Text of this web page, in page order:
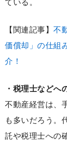
ている。
【関連記事】 不
価償却」の仕組
介！
・税理士などへ
不動産経営は、
も多いだろう。
託や税理士への